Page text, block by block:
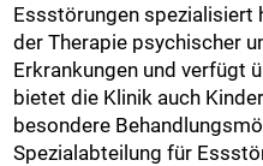
Essstörungen spezialisiert
der Therapie psychischer
Erkrankungen und verfügt
bietet die Klinik auch
besondere
Spezialabteilung für